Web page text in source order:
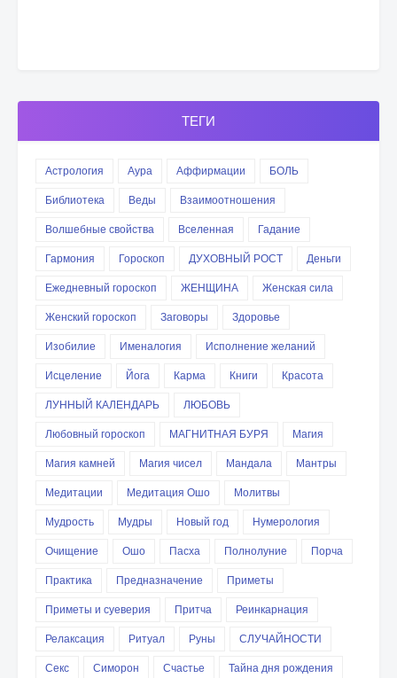
ТЕГИ
Астрология Аура Аффирмации
БОЛЬ
Библиотека
Веды
Взаимоотношения
Волшебные свойства
Вселенная
Гадание
Гармония
Гороскоп ДУХОВНЫЙ РОСТ
Деньги
Ежедневный гороскоп
ЖЕНЩИНА
Женская сила
Женский гороскоп
Заговоры
Здоровье
Изобилие
Именалогия
Исполнение желаний
Исцеление
Йога Карма Книги
Красота
ЛУННЫЙ КАЛЕНДАРЬ
ЛЮБОВЬ
Любовный гороскоп
МАГНИТНАЯ БУРЯ
Магия
Магия камней
Магия чисел Мандала
Мантры
Медитации
Медитация Ошо
Молитвы
Мудрость
Мудры Новый год
Нумерология
Очищение
Ошо Пасха Полнолуние
Порча
Практика
Предназначение
Приметы
Приметы и суеверия
Притча
Реинкарнация
Релаксация
Ритуал Руны
СЛУЧАЙНОСТИ
Секс
Симорон Счастье
Тайна дня рождения